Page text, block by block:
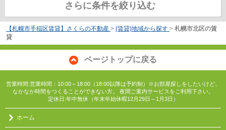
さらに条件を絞り込む
【札幌市手稲区賃貸】さくらの不動産 > (賃貸)地域から探す > 札幌市北区の賃
貸
ページトップに戻る
営業時間:営業時間：10:00～18:00（18:00以降は予約制）※お部屋探しをしたいけど、
なかなか時間をつくることができない方。 夜間ご案内サービスをご利用下さい。
定休日:年中無休（年末年始休暇12月29日～1月3日）
ホーム